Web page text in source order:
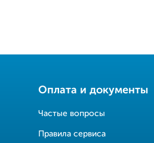
Оплата и документы
Частые вопросы
Правила сервиса